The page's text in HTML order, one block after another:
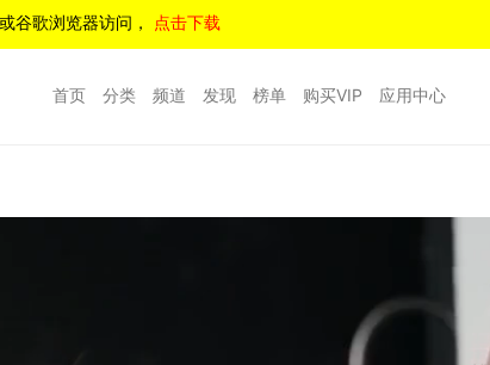
谷歌浏览器访问， 点击下载
首页 分类 频道 发现 榜单 购买VIP 应用中心